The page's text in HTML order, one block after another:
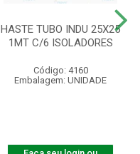
HASTE TUBO INDU 25X25
1MT C/6 ISOLADORES
Código: 4160
Embalagem: UNIDADE